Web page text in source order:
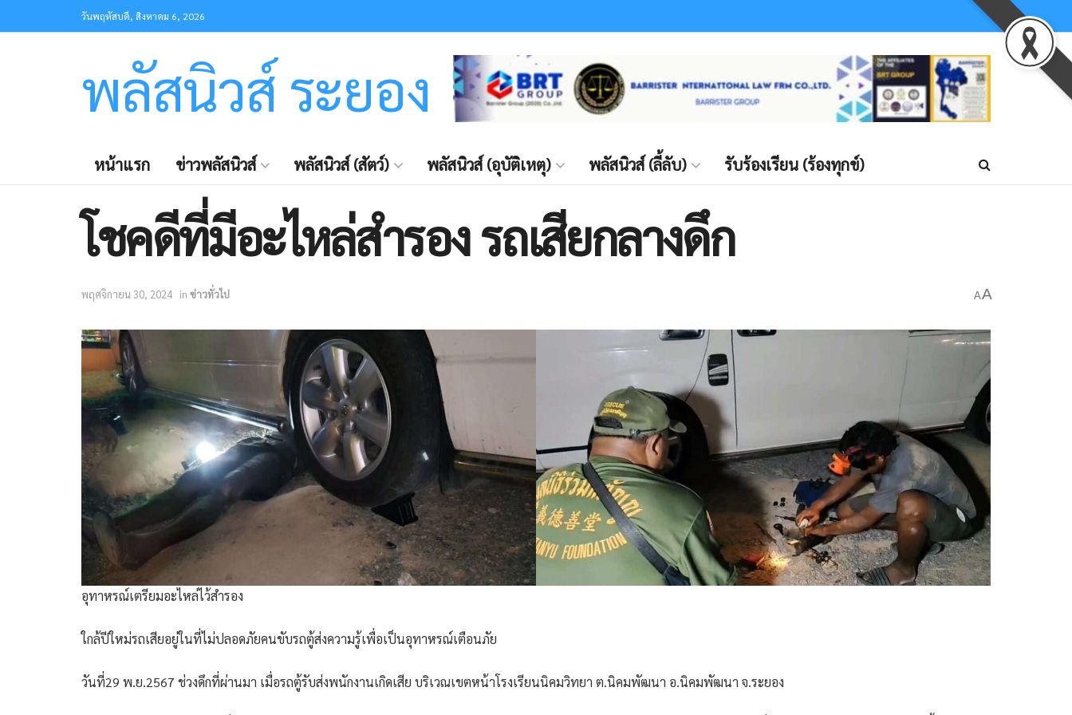
วันพฤหัสบดี, สิงหาคม 6, 2026
พลัสนิวส์ ระยอง
หน้าแรก ข่าวพลัสนิวส์ พลัสนิวส์ (สัตว์) พลัสนิวส์ (อุบัติเหตุ) พลัสนิวส์ (ลี้ลับ) รับร้องเรียน (ร้องทุกข์)
โชคดีที่มีอะไหล่สำรอง รถเสียกลางดึก
พฤศจิกายน 30, 2024 in ข่าวทั่วไป AA
อุทาหรณ์เตรียมอะไหล่ไว้สำรอง
ใกล้ปีใหม่รถเสียอยู่ในที่ไม่ปลอดภัยคนขับรถตู้ส่งความรู้เพื่อเป็นอุทาหรณ์เตือนภัย
วันที่29 พ.ย.2567 ช่วงดึกที่ผ่านมา เมื่อรถตู้รับส่งพนักงานเกิดเสีย บริเวณเขตหน้าโรงเรียนนิคมวิทยา ต.นิคมพัฒนา อ.นิคมพัฒนา จ.ระยอง